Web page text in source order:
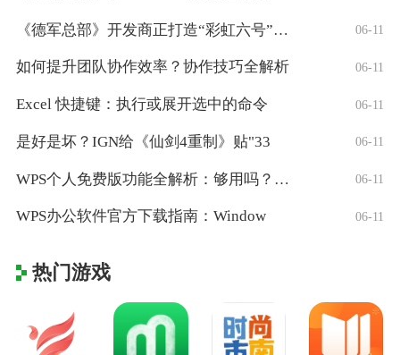
《德军总部》开发商正打造“彩虹六号”风格 06-11
如何提升团队协作效率？协作技巧全解析 06-11
Excel 快捷键：执行或展开选中的命令 06-11
是好是坏？IGN给《仙剑4重制》贴"33 06-11
WPS个人免费版功能全解析：够用吗？适合 06-11
WPS办公软件官方下载指南：Window 06-11
热门游戏